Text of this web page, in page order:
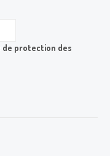
de protection des